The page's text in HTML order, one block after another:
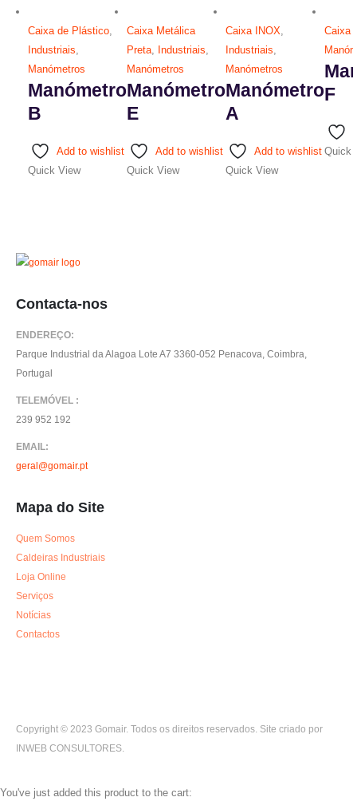
Caixa de Plástico,
Industriais
Manómetros
Manómetro
B
This
product
options
be
on
the
product
page
Add to wishlist
Quick View
Caixa Metálica
Preta, Industriais
Manómetros
Manómetro
E
This
product
the
Add to wishlist
Quick View
Caixa INOX
Industriais
Manómetros
Manómetro
A
This
product
the
Add to wishlist
Quick View
Caixa
F
This
product
Quick
Contacta-nos
ENDEREÇO:
Parque Industrial da Alagoa Lote A7 3360-052 Penacova, Coimbra,
Portugal
TELEMÓVEL :
239 952 192
EMAIL:
geral@gomair.pt
Mapa do Site
Quem Somos
Caldeiras Industriais
Loja Online
Serviços
Notícias
Contactos
Copyright © 2023 Gomair. Todos os direitos reservados. Site criado por
INWEB CONSULTORES.
You've just added this product to the cart: